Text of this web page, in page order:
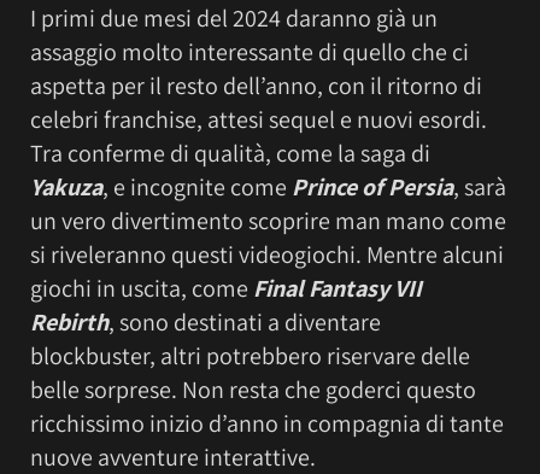
I primi due mesi del 2024 daranno già un
assaggio molto interessante di quello che ci
aspetta per il resto dell’anno, con il ritorno di
celebri franchise, attesi sequel e nuovi esordi.
Tra conferme di qualità, come la saga di
Yakuza, e incognite come Prince of Persia, sarà
un vero divertimento scoprire man mano come
si riveleranno questi videogiochi. Mentre alcuni
giochi in uscita, come Final Fantasy VII
Rebirth, sono destinati a diventare
blockbuster, altri potrebbero riservare delle
belle sorprese. Non resta che goderci questo
ricchissimo inizio d’anno in compagnia di tante
nuove avventure interattive.